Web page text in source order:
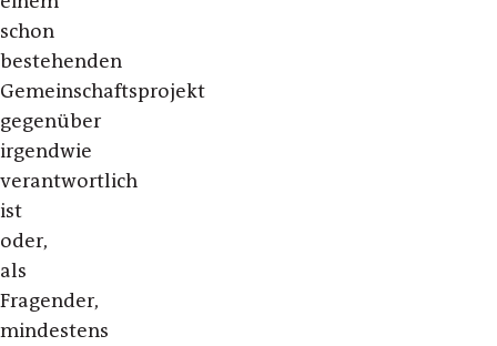
schon
bestehenden
Gemeinschaftsprojekt
gegenüber
irgendwie
verantwortlich
ist
oder,
als
Fragender,
mindestens